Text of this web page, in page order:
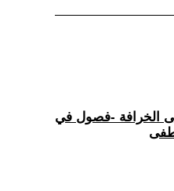
الخرافة -فصول في